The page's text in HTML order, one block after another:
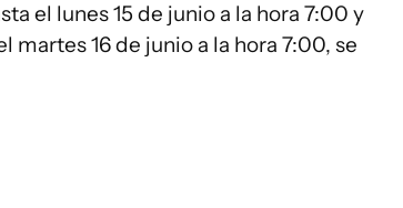
el lunes 15 de junio a la hora 7:00 y
martes 16 de junio a la hora 7:00, se